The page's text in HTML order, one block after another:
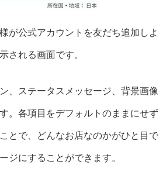
が公式アカウントを友だち追加しよ
される画面です。
、ステータスメッセージ、背景画像
。各項目をデフォルトのままにせず
とで、どんなお店なのかがひと目で
ジにすることができます。